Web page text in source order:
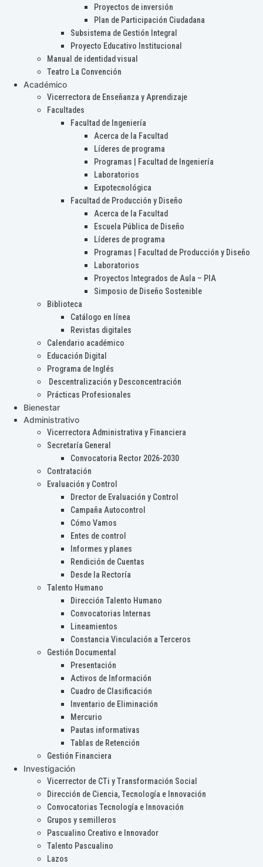
Proyectos de inversión
Plan de Participación Ciudadana
Subsistema de Gestión Integral
Proyecto Educativo Institucional
Manual de identidad visual
Teatro La Convención
Académico
Vicerrectora de Enseñanza y Aprendizaje
Facultades
Facultad de Ingeniería
Acerca de la Facultad
Líderes de programa
Programas | Facultad de Ingeniería
Laboratorios
Expotecnológica
Facultad de Producción y Diseño
Acerca de la Facultad
Escuela Pública de Diseño
Líderes de programa
Programas | Facultad de Producción y Diseño
Laboratorios
Proyectos Integrados de Aula – PIA
Simposio de Diseño Sostenible
Biblioteca
Catálogo en línea
Revistas digitales
Calendario académico
Educación Digital
Programa de Inglés
Descentralización y Desconcentración
Prácticas Profesionales
Bienestar
Administrativo
Vicerrectora Administrativa y Financiera
Secretaría General
Convocatoria Rector 2026-2030
Contratación
Evaluación y Control
Drector de Evaluación y Control
Campaña Autocontrol
Cómo Vamos
Entes de control
Informes y planes
Rendición de Cuentas
Desde la Rectoría
Talento Humano
Dirección Talento Humano
Convocatorias Internas
Lineamientos
Constancia Vinculación a Terceros
Gestión Documental
Presentación
Activos de Información
Cuadro de Clasificación
Inventario de Eliminación
Mercurio
Pautas informativas
Tablas de Retención
Gestión Financiera
Investigación
Vicerrector de CTi y Transformación Social
Dirección de Ciencia, Tecnología e Innovación
Convocatorias Tecnología e Innovación
Grupos y semilleros
Pascualino Creativo e Innovador
Talento Pascualino
Lazos